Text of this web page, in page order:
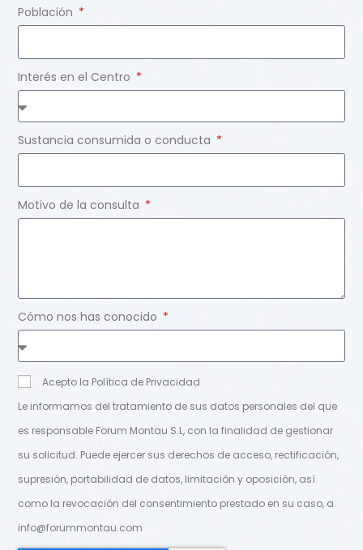
Población
Interés en el Centro
Sustancia consumida o conducta
Motivo de la consulta
Cómo nos has conocido
Acepto la Política de Privacidad
Le informamos del tratamiento de sus datos personales del que
es responsable Forum Montau S.L, con la finalidad de gestionar
su solicitud. Puede ejercer sus derechos de acceso, rectificación,
supresión, portabilidad de datos, limitación y oposición, así
como la revocación del consentimiento prestado en su caso, a
info@forummontau.com